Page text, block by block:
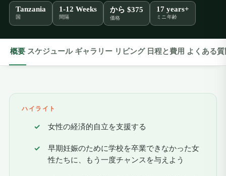
Tanzania
国
1-12 Weeks
間隔
から $375
価格
17 years+
ミニ年齢
概要 スケジュール ギャラリー リビング 日程と費用 よくある質
ハイライト
女性の経済的自立を支援する
早期妊娠のために学校を卒業できなかった女
性たちに、もう一度チャンスを与えよう